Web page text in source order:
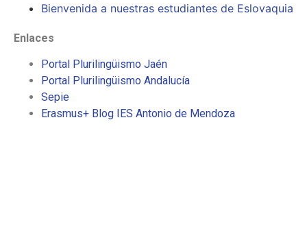
Bienvenida a nuestras estudiantes de Eslovaquia
Enlaces
Portal Plurilingüismo Jaén
Portal Plurilingüismo Andalucía
Sepie
Erasmus+ Blog IES Antonio de Mendoza